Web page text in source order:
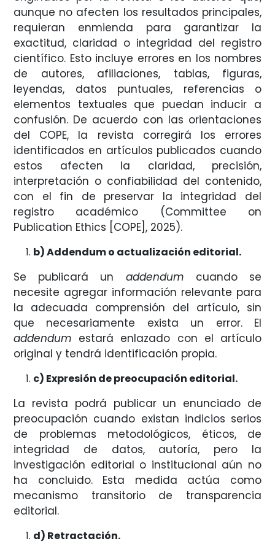
aunque no afecten los resultados principales,
requieran enmienda para garantizar la
exactitud, claridad o integridad del registro
científico. Esto incluye errores en los nombres
de autores, afiliaciones, tablas, figuras,
leyendas, datos puntuales, referencias o
elementos textuales que puedan inducir a
confusión. De acuerdo con las orientaciones
del COPE, la revista corregirá los errores
identificados en artículos publicados cuando
estos afecten la claridad, precisión,
interpretación o confiabilidad del contenido,
con el fin de preservar la integridad del
registro académico (Committee on
Publication Ethics [COPE], 2025).
b) Addendum o actualización editorial.
Se publicará un addendum cuando se
necesite agregar información relevante para
la adecuada comprensión del artículo, sin
que necesariamente exista un error. El
addendum estará enlazado con el artículo
original y tendrá identificación propia.
c) Expresión de preocupación editorial.
La revista podrá publicar un enunciado de
preocupación cuando existan indicios serios
de problemas metodológicos, éticos, de
integridad de datos, autoría, pero la
investigación editorial o institucional aún no
ha concluido. Esta medida actúa como
mecanismo transitorio de transparencia
editorial.
d) Retractación.